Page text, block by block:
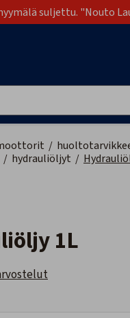
suljettu. "Nouto
/
/ hydrauliöljyt /
1L